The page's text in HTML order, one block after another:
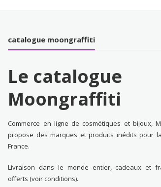
catalogue moongraffiti
Le catalogue
Moongraffiti
Commerce en ligne de cosmétiques et bijoux,
propose des marques et produits inédits pour
France.
Livraison dans le monde entier, cadeaux et
offerts (voir conditions).